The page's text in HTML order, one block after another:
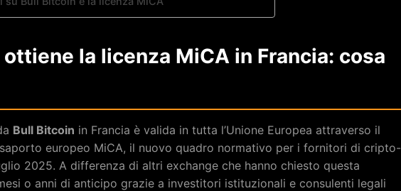
la licenza MiCA in Francia: cosa
Bull Bitcoin in Francia è valida in tutta l’Unione Europea attraverso il
europeo MiCA, il nuovo quadro normativo per i fornitori di cripto-
2025. A differenza di altri exchange che hanno chiesto questa
o anni di anticipo grazie a investitori istituzionali e consulenti legali